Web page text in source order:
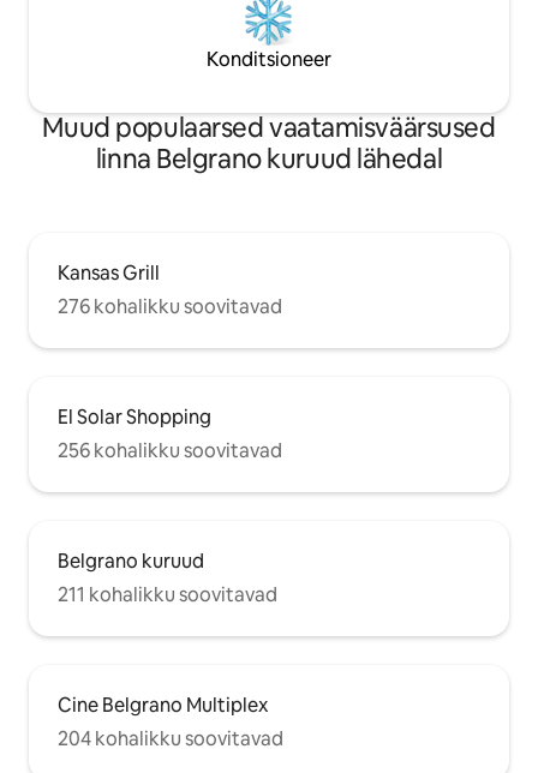
Konditsioneer
Muud populaarsed vaatamisväärsused
linna Belgrano kuruud lähedal
Kansas Grill
276 kohalikku soovitavad
El Solar Shopping
256 kohalikku soovitavad
Belgrano kuruud
211 kohalikku soovitavad
Cine Belgrano Multiplex
204 kohalikku soovitavad